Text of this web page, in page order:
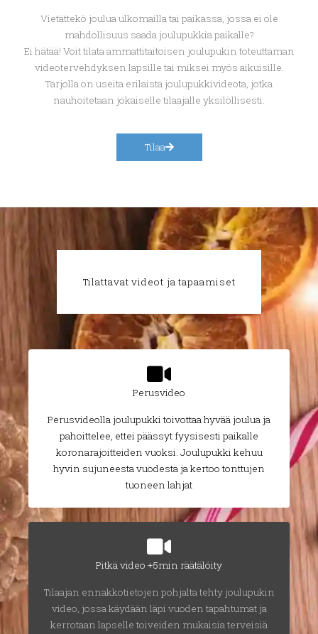
Vietättekö joulua ulkomailla tai paikassa, jossa ei ole
mahdollisuus saada joulupukkia paikalle?
Ei hätää! Voit tilata ammattitaitoisen joulupukin toteuttaman
videotervehdyksen lapsille tai miksei myös aikuisille.
Tarjolla on useita erilaista joulupukkivideota, jotka
nauhoitetaan jokaiselle tilaajalle yksilöllisesti.
Tilaa
Tilattavat videot ja tapaamiset
Perusvideo
Perusvideolla joulupukki toivottaa hyvää joulua ja
pahoittelee, ettei päässyt fyysisesti paikalle
koronarajoitteiden vuoksi. Joulupukki kehuu
hyvin sujuneesta vuodesta ja kertoo tonttujen
tuoneen lahjat
Pitkä video +5min räätälöity
Tilaajan ennakkotietojen pohjalta tehty joulupukin
video, jossa käydään läpi vuoden tapahtumat ja
kerrotaan lapselle toiveiden mukaisia terveisiä